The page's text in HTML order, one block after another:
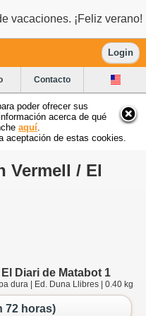
vacaciones. ¡Feliz verano!
Login
Contacto
poder ofrecer sus
acerca de qué
aquí
aceptación de estas cookies.
Vermell / El
Diari de Matabot 1
dura | Ed. Duna Llibres | 0.40 kg
72 horas)